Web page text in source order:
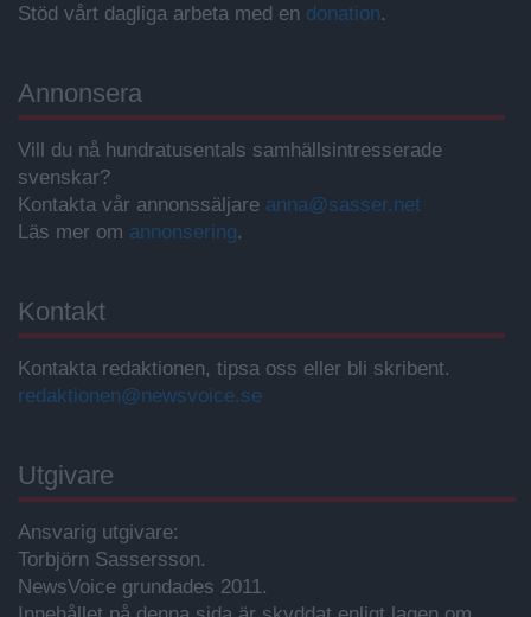
Stöd vårt dagliga arbeta med en donation.
Annonsera
Vill du nå hundratusentals samhällsintresserade
svenskar?
Kontakta vår annonssäljare anna@sasser.net
Läs mer om annonsering.
Kontakt
Kontakta redaktionen, tipsa oss eller bli skribent.
redaktionen@newsvoice.se
Utgivare
Ansvarig utgivare:
Torbjörn Sassersson.
NewsVoice grundades 2011.